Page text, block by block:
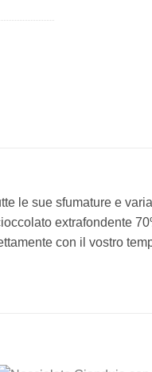
le sue sfumature e
extrafondente
con il vostro